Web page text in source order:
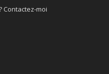
Contactez-moi